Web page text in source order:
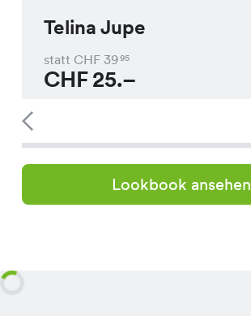
Telina Jupe
statt CHF 3995
CHF25.–
Lookbook ansehen